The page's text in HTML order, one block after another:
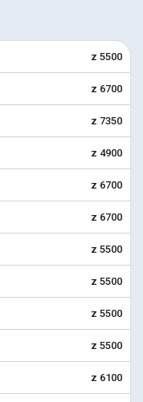
z 5500
z 6700
z 7350
z 4900
z 6700
z 6700
z 5500
z 5500
z 5500
z 5500
z 6100